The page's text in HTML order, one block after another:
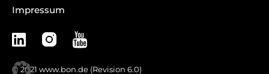
Impressum
© 2021 www.bon.de (Revision 6.0)